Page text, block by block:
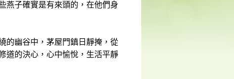
燕子確實是有來頭的，在他們身
的幽谷中，茅屋門鎮日靜掩，從
道的決心，心中愉悅，生活平靜